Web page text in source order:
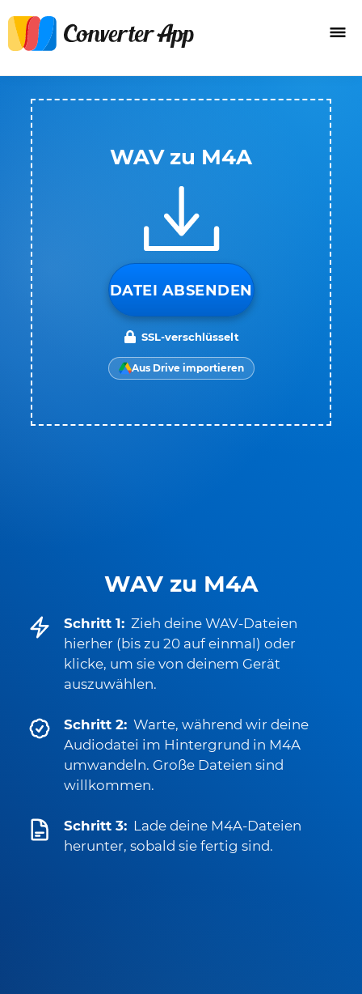
WAV zu M4A
Schritt 1: Zieh deine WAV-Dateien
hierher (bis zu 20 auf einmal) oder
klicke, um sie von deinem Gerät
auszuwählen.
Schritt 2: Warte, während wir deine
Audiodatei im Hintergrund in M4A
umwandeln. Große Dateien sind
willkommen.
Schritt 3: Lade deine M4A-Dateien
herunter, sobald sie fertig sind.
WAV zu M4A
DATEI ABSENDEN
SSL-verschlüsselt
Aus Drive importieren